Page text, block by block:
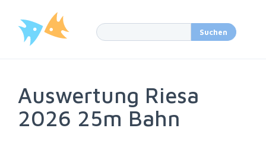
Auswertung Riesa
2026 25m Bahn